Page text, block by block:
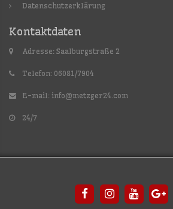
Datenschutzerklärung
Kontaktdaten
Adresse: Saalburgstraße 2
Telefon: 06081/7904
E-mail: info@metzger24.com
24/7